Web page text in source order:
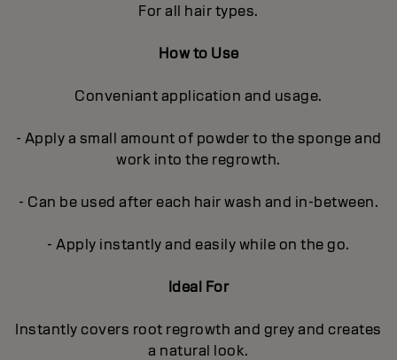
For all hair types.
How to Use
Conveniant application and usage.
- Apply a small amount of powder to the sponge and
work into the regrowth.
- Can be used after each hair wash and in-between.
- Apply instantly and easily while on the go.
Ideal For
Instantly covers root regrowth and grey and creates
a natural look.